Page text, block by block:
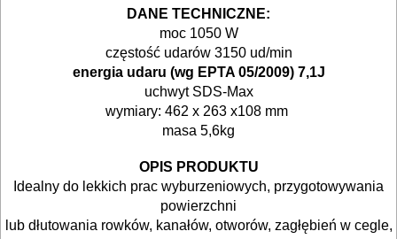
MASZYNKI
URZĄDZENIA
DANE TECHNICZNE:
moc 1050 W
częstość udarów 3150 ud/min
energia udaru (wg EPTA 05/2009) 7,1J
uchwyt SDS-Max
wymiary: 462 x 263 x108 mm
masa 5,6kg
OPIS PRODUKTU
Idealny do lekkich prac wyburzeniowych, przygotowywania
powierzchni
lub dłutowania rowków, kanałów, otworów, zagłębień w cegle,